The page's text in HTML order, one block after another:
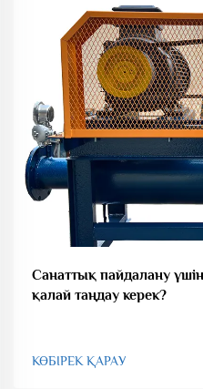
Санаттық пайдалану
қалай таңдау керек?
КӨБІРЕК ҚАРАУ